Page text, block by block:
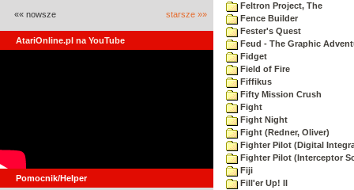
«« nowsze starsze »»
AtariOnline.pl na YouTube
Pomocnik/Helper
Feltron Project, The
Fence Builder
Fester's Quest
Feud - The Graphic
Fidget
Field of Fire
Fiffikus
Fifty Mission Crush
Fight
Fight Night
Fight (Redner, Oliver)
Fighter Pilot (Digital
Fighter Pilot (Interceptor
Fiji
Fill'er Up! II